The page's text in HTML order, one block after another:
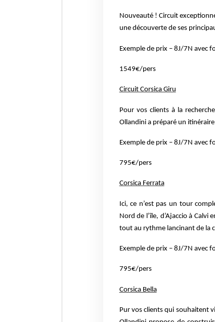
Nouveauté ! Circuit
une découverte de ses
Exemple de prix – 8J/7N avec
1549€/pers
Circuit Corsica Giru
Pour vos clients à la
Ollandini a préparé un
Exemple de prix – 8J/7N avec
795€/pers
Corsica Ferrata
Ici, ce n’est pas un tour
Nord de l’île, d’Ajaccio à Calvi
tout au rythme lancinant de la
Exemple de prix – 8J/7N avec
795€/pers
Corsica Bella
Pur vos clients qui souhaitent